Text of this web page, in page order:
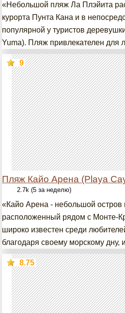
«Небольшой пляж Ла Плэйита
курорта Пунта Кана и в
популярной у туристов
Yuma). Пляж привлекателен для
Пляж Кайо Арена (Playa
9
2.7k (5 за неделю)
«Кайо Арена - небольшой остров
расположенный рядом с Монте-
широко известен среди
благодаря своему морскому дну,
8.75